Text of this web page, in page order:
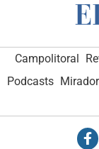
Campolitoral
Podcasts